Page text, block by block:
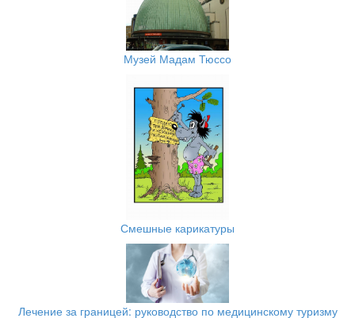
Музей Мадам Тюссо
Смешные карикатуры
Лечение за границей: руководство по медицинскому туризму